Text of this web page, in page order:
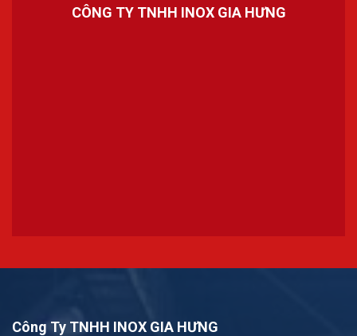
CÔNG TY TNHH INOX GIA HƯNG
Công Ty TNHH INOX GIA HƯNG